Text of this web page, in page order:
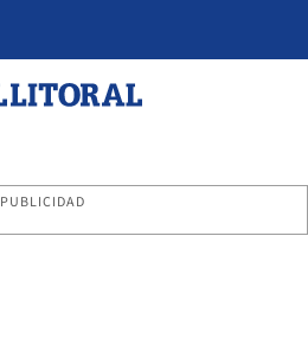
PUBLICIDAD